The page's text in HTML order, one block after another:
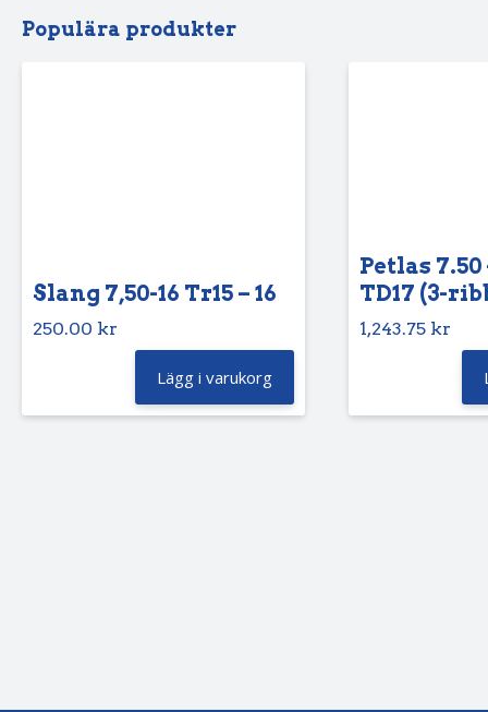
Populära produkter
Slang 7,50-16 Tr15 – 16
250.00 kr
Lägg i varukorg
Petlas 7.50
TD17 (3-
1,243.75 kr